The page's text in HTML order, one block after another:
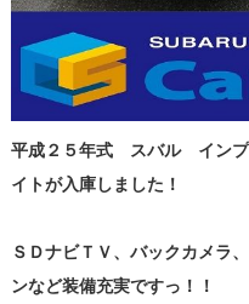
平成２５年式 スバル イン
イトが入庫しました！
ＳＤナビＴＶ、バックカメラ
ンなど装備充実ですっ！！